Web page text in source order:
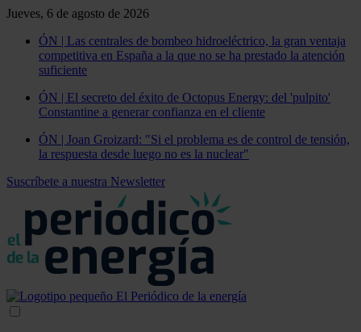
Jueves, 6 de agosto de 2026
ÓN | Las centrales de bombeo hidroeléctrico, la gran ventaja
competitiva en España a la que no se ha prestado la atención
suficiente
ÓN | El secreto del éxito de Octopus Energy: del 'pulpito'
Constantine a generar confianza en el cliente
ÓN | Joan Groizard: "Si el problema es de control de tensión,
la respuesta desde luego no es la nuclear"
Suscríbete a nuestra Newsletter